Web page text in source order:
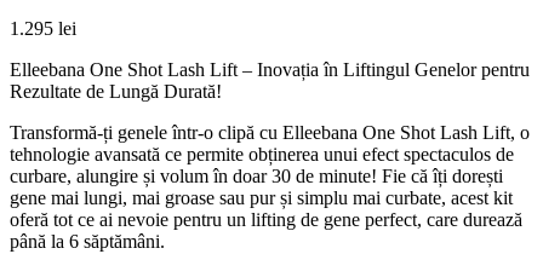
1.295 lei
Elleebana One Shot Lash Lift – Inovația în Liftingul Genelor pentru
Rezultate de Lungă Durată!
Transformă-ți genele într-o clipă cu Elleebana One Shot Lash Lift, o
tehnologie avansată ce permite obținerea unui efect spectaculos de
curbare, alungire și volum în doar 30 de minute! Fie că îți dorești
gene mai lungi, mai groase sau pur și simplu mai curbate, acest kit
oferă tot ce ai nevoie pentru un lifting de gene perfect, care durează
până la 6 săptămâni.